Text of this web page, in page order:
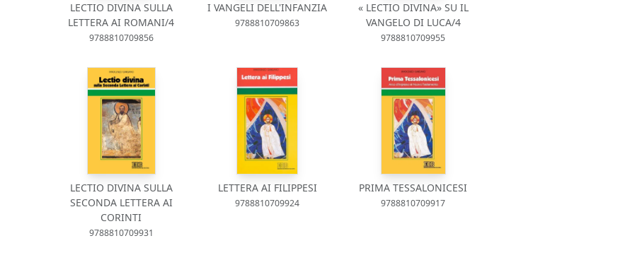
LECTIO DIVINA SULLA
LETTERA AI ROMANI/4
9788810709856
I VANGELI DELL'INFANZIA
9788810709863
« LECTIO DIVINA» SU IL
VANGELO DI LUCA/4
9788810709955
LECTIO DIVINA SULLA
SECONDA LETTERA AI
CORINTI
9788810709931
LETTERA AI FILIPPESI
9788810709924
PRIMA TESSALONICESI
9788810709917